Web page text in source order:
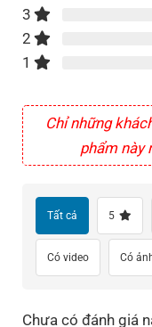
3
2
1
Chỉ những
phẩm này
Tất cả 5
Có video Có
Chưa có đánh giá